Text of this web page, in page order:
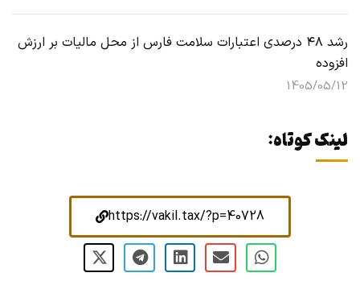
رشد ۴۸ درصدی اعتبارات سلامت فارس از محل مالیات بر ارزش
افزوده
1405/05/12
لینک کوتاه:
https://vakil.tax/?p=40728